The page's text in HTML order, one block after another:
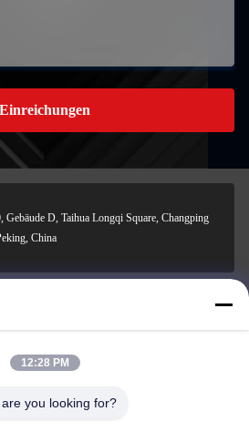
Einreichungen
Gebäude D, Taihua Longqi Square, Changping
China
12:28 PM
you looking for?